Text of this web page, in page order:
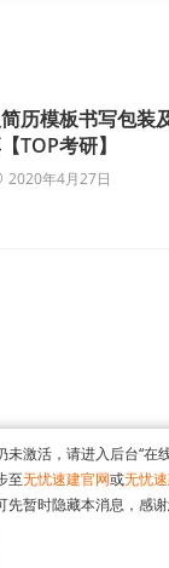
历模板书写包装
TOP考研】
2020年4月27日
未激活，请进入后台“在
至无忧速建官网或无忧
先暂时隐藏本消息，感谢